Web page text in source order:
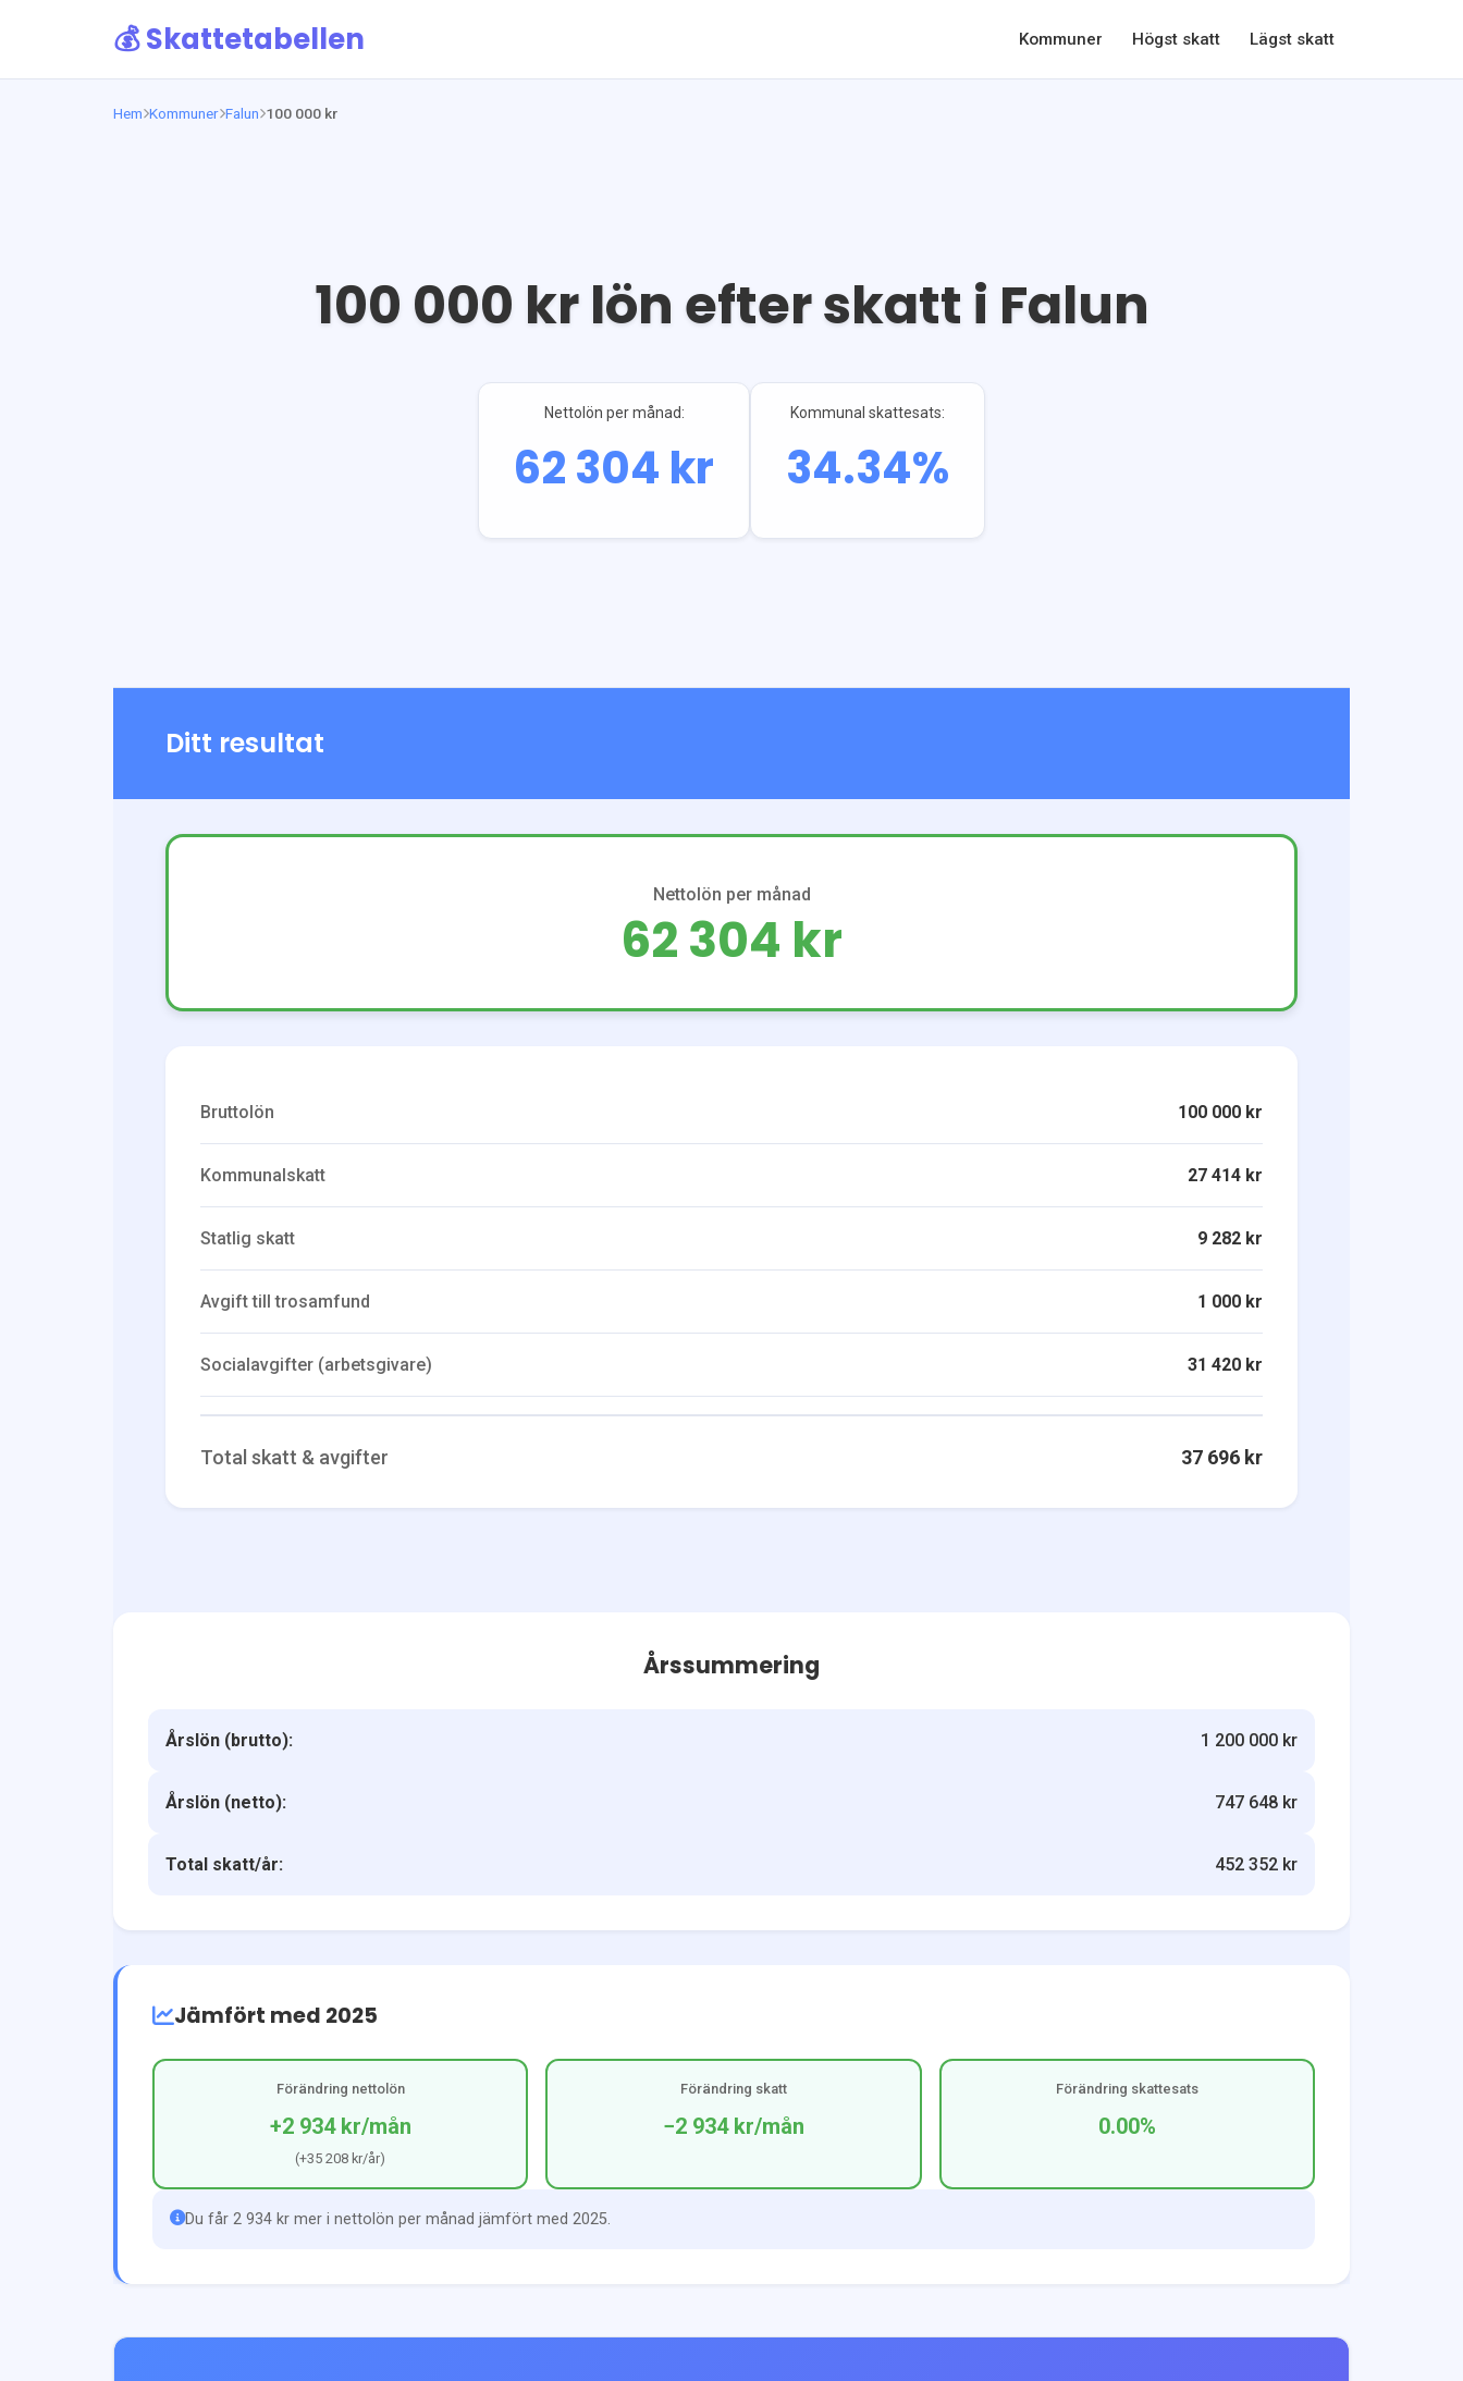
💰 Skattetabellen Kommuner Högst skatt Lägst skatt
Hem Kommuner Falun 100 000 kr
100 000 kr lön efter skatt i Falun
Nettolön per månad:
62 304 kr
Kommunal skattesats:
34.34%
Ditt resultat
Nettolön per månad
62 304 kr
Bruttolön 100 000 kr
Kommunalskatt 27 414 kr
Statlig skatt 9 282 kr
Avgift till trosamfund 1 000 kr
Socialavgifter (arbetsgivare) 31 420 kr
Total skatt & avgifter 37 696 kr
Årssummering
Årslön (brutto): 1 200 000 kr
Årslön (netto): 747 648 kr
Total skatt/år: 452 352 kr
Jämfört med 2025
Förändring nettolön
+2 934 kr/mån
(+35 208 kr/år)
Förändring skatt
−2 934 kr/mån
Förändring skattesats
0.00%
Du får 2 934 kr mer i nettolön per månad jämfört med 2025.